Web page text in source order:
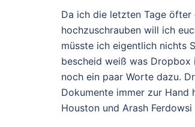
Da ich die letzten Tage
hochzuschrauben will ich
müsste ich eigentlich nichts
bescheid weiß was
noch ein paar Worte dazu.
Dokumente immer zur
Houston und Arash